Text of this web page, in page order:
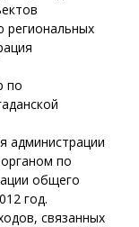
региональных
по
администрации
по
общего
год.
связанных